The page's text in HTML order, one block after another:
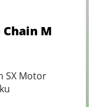
M
SX Motor